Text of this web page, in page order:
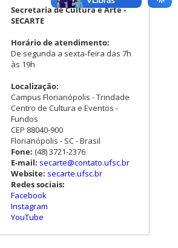
Secretaria de Cultura e Arte -
SECARTE
Horário de atendimento:
De segunda a sexta-feira das 7h
às 19h
Localização:
Campus Florianópolis - Trindade
Centro de Cultura e Eventos -
Fundos
CEP 88040-900
Florianópolis - SC - Brasil
Fone: (48) 3721-2376
E-mail: secarte@contato.ufsc.br
Website: secarte.ufsc.br
Redes sociais:
Facebook
Instagram
YouTube